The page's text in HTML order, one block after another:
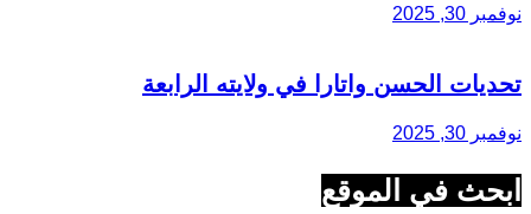
نوفمبر 30, 2025
تحديات الحسن واتارا في ولايته الرابعة
نوفمبر 30, 2025
ابحث في الموقع